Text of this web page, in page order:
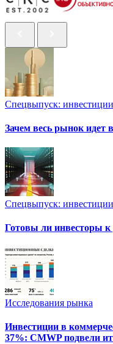
Спецвыпуск: инвестиции
Зачем весь рынок идет
Спецвыпуск: инвестиции
Готовы ли инвесторы
Исследования рынка
Инвестиции в
37%: CMWP подвели